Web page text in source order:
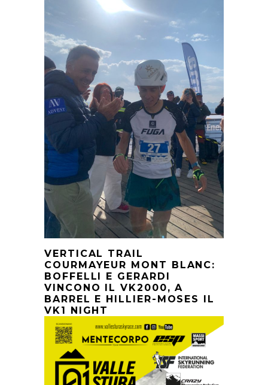
VERTICAL TRAIL
COURMAYEUR MONT BLANC:
BOFFELLI E GERARDI
VINCONO IL VK2000, A
BARREL E HILLIER-MOSES IL
VK1 NIGHT